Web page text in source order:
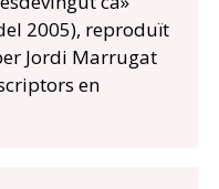
2005), reproduït
Jordi Marrugat
en